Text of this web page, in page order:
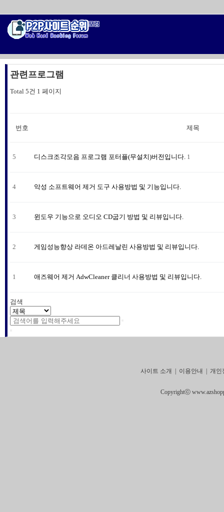
관련프로그램
Total 5건 1 페이지
번호 제목
5 디스크조각모음 프로그램 포터플(무설치)버전입니다. 1
4 악성 소프트웨어 제거 도구 사용방법 및 기능입니다.
3 윈도우 기능으로 오디오 CD굽기 방법 및 리뷰입니다.
2 게임성능향상 라데온 아드레날린 사용방법 및 리뷰입니다.
1 애즈웨어 제거 AdwCleaner 클리너 사용방법 및 리뷰입니다.
검색
사이트 소개 이용안내 개인
Copyrightⓒ